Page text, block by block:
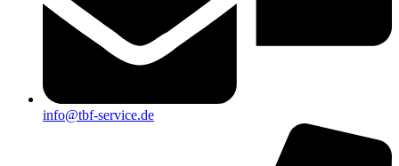
info@tbf-service.de